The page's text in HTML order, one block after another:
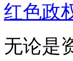
红色政
无论是